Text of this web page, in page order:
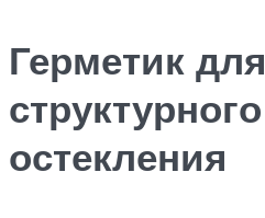
Герметик для
структурного
остекления